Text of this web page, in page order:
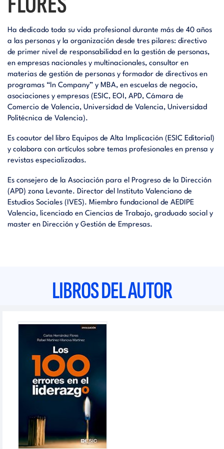
Ha dedicado toda su vida profesional durante más de 40 años
a las personas y la organización desde tres pilares: directivo
de primer nivel de responsabilidad en la gestión de personas,
en empresas nacionales y multinacionales, consultor en
materias de gestión de personas y formador de directivos en
programas “In Company” y MBA, en escuelas de negocio,
asociaciones y empresas (ESIC, EOI, APD, Cámara de
Comercio de Valencia, Universidad de Valencia, Universidad
Politécnica de Valencia).
Es coautor del libro Equipos de Alta Implicación (ESIC Editorial)
y colabora con artículos sobre temas profesionales en prensa y
revistas especializadas.
Es consejero de la Asociación para el Progreso de la Dirección
(APD) zona Levante. Director del Instituto Valenciano de
Estudios Sociales (IVES). Miembro fundacional de AEDIPE
Valencia, licenciado en Ciencias de Trabajo, graduado social y
master en Dirección y Gestión de Empresas.
LIBROS DEL AUTOR